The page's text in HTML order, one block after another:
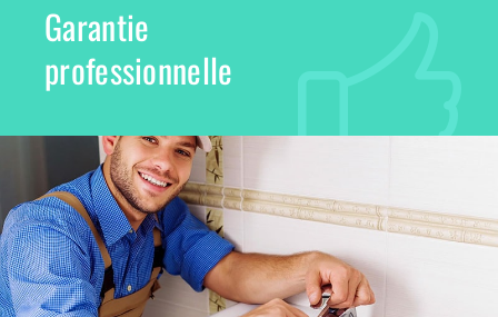
Garantie
professionnelle